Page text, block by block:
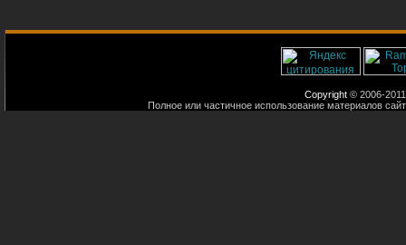
Copyright © 2006-
Полное или частичное использование материалов